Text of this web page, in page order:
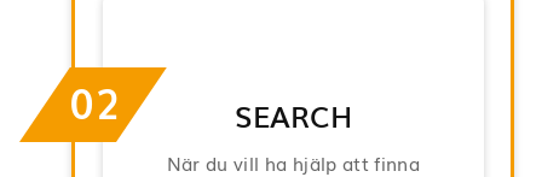
02 SEARCH
När du vill ha hjälp att finna